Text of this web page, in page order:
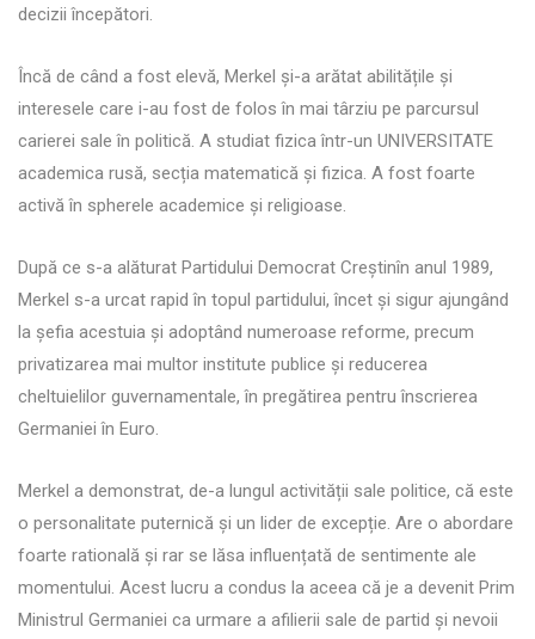
decizii începători.
Încă de când a fost elevă, Merkel și-a arătat abilitățile și
interesele care i-au fost de folos în mai târziu pe parcursul
carierei sale în politică. A studiat fizica într-un UNIVERSITATE
academica rusă, secția matematică și fizica. A fost foarte
activă în spherele academice și religioase.
După ce s-a alăturat Partidului Democrat Creștinîn anul 1989,
Merkel s-a urcat rapid în topul partidului, încet și sigur ajungând
la șefia acestuia și adoptând numeroase reforme, precum
privatizarea mai multor institute publice și reducerea
cheltuielilor guvernamentale, în pregătirea pentru înscrierea
Germaniei în Euro.
Merkel a demonstrat, de-a lungul activității sale politice, că este
o personalitate puternică și un lider de excepție. Are o abordare
foarte ratională și rar se lăsa influențată de sentimente ale
momentului. Acest lucru a condus la aceea că je a devenit Prim
Ministrul Germaniei ca urmare a afilierii sale de partid și nevoii